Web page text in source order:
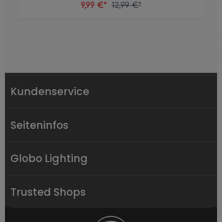
9,99 €* 12,99 €*
Kundenservice
Seiteninfos
Globo Lighting
Trusted Shops